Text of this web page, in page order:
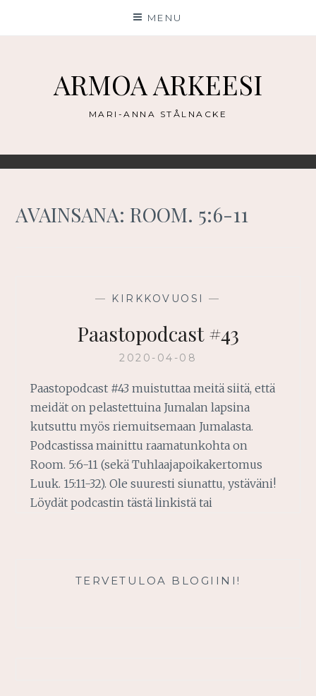
MENU
ARMOA ARKEESI
MARI-ANNA STÅLNACKE
AVAINSANA:ROOM. 5:6-11
— KIRKKOVUOSI —
Paastopodcast #43
2020-04-08
Paastopodcast #43 muistuttaa meitä siitä, että
meidät on pelastettuina Jumalan lapsina
kutsuttu myös riemuitsemaan Jumalasta.
Podcastissa mainittu raamatunkohta on
Room. 5:6-11 (sekä Tuhlaajapoikakertomus
Luuk. 15:11-32). Ole suuresti siunattu, ystäväni!
Löydät podcastin tästä linkistä tai
TERVETULOA BLOGIINI!